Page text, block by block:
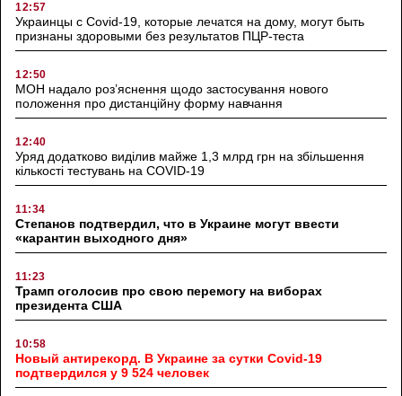
12:57
Украинцы с Covid-19, которые лечатся на дому, могут быть
признаны здоровыми без результатов ПЦР-теста
12:50
МОН надало роз’яснення щодо застосування нового
положення про дистанційну форму навчання
12:40
Уряд додатково виділив майже 1,3 млрд грн на збільшення
кількості тестувань на COVID-19
11:34
Степанов подтвердил, что в Украине могут ввести
«карантин выходного дня»
11:23
Трамп оголосив про свою перемогу на виборах
президента США
10:58
Новый антирекорд. В Украине за сутки Covid-19
подтвердился у 9 524 человек